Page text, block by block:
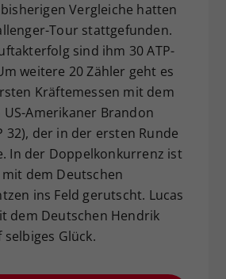
Vergleiche hatten
Tour stattgefunden.
sind ihm 30 ATP-
weitere 20 Zähler geht es
Kräftemessen mit dem
US-Amerikaner Brandon
32), der in der ersten Runde
In der Doppelkonkurrenz ist
dem Deutschen
ins Feld gerutscht. Lucas
dem Deutschen Hendrik
selbiges Glück.